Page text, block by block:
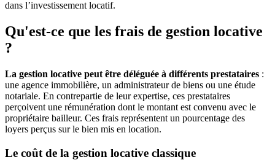
dans l’investissement locatif.
Qu'est-ce que les frais de gestion locative
?
La gestion locative peut être déléguée à différents prestataires :
une agence immobilière, un administrateur de biens ou une étude
notariale. En contrepartie de leur expertise, ces prestataires
perçoivent une rémunération dont le montant est convenu avec le
propriétaire bailleur. Ces frais représentent un pourcentage des
loyers perçus sur le bien mis en location.
Le coût de la gestion locative classique